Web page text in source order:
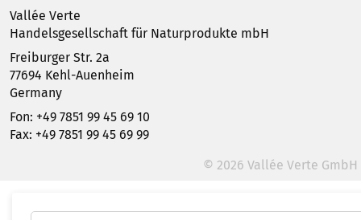
Vallée Verte
Handelsgesellschaft für Naturprodukte mbH
Freiburger Str. 2a
77694 Kehl-Auenheim
Germany
Fon: +49 7851 99 45 69 10
Fax: +49 7851 99 45 69 99
© 2026 Vallée Verte GmbH